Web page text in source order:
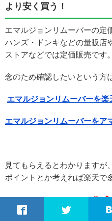
より安く買う！
エマルジョンリムーバーの定
ハンズ・ドンキなどの量販店
ストアなどでは定価販売です。
念のため確認したいという方
エマルジョンリムーバーを楽
エマルジョンリムーバーをア
見てもらえるとわかりますが
ポイントとか考えれば楽天で